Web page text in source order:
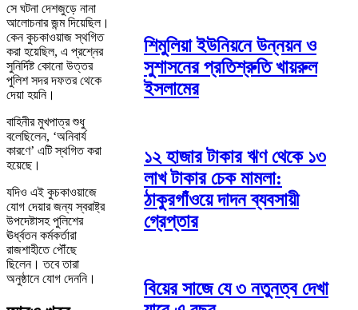
সে ঘটনা দেশজুড়ে নানা
আলোচনার জন্ম দিয়েছিল।
কেন কুচকাওয়াজ স্থগিত
করা হয়েছিল, এ প্রশ্নের
সুনির্দিষ্ট কোনো উত্তর
পুলিশ সদর দফতর থেকে
দেয়া হয়নি।
বাহিনীর মুখপাত্র শুধু
বলেছিলেন, ‘অনিবার্য
কারণে’ এটি স্থগিত করা
হয়েছে।
যদিও এই কুচকাওয়াজে
যোগ দেয়ার জন্য স্বরাষ্ট্র
উপদেষ্টাসহ পুলিশের
ঊর্ধ্বতন কর্মকর্তারা
রাজশাহীতে পৌঁছে
ছিলেন। তবে তারা
অনুষ্ঠানে যোগ দেননি।
শিমুলিয়া ইউনিয়নে উন্নয়ন ও
সুশাসনের প্রতিশ্রুতি খায়রুল
ইসলামের
১২ হাজার টাকার ঋণ থেকে ১৩
লাখ টাকার চেক মামলা:
ঠাকুরগাঁওয়ে দাদন ব্যবসায়ী
গ্রেপ্তার
বিয়ের সাজে যে ৩ নতুনত্ব দেখা